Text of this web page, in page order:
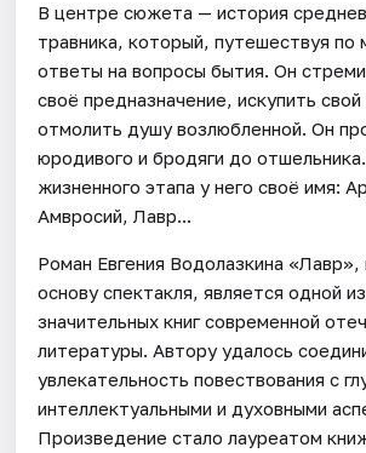
В центре сюжета — история
травника, который, путешествуя по
ответы на вопросы бытия. Он
своё предназначение, искупить свой
отмолить душу возлюбленной. Он
юродивого и бродяги до
жизненного этапа у него своё имя:
Амвросий, Лавр...
Роман Евгения Водолазкина «Лавр»,
основу спектакля, является одной
значительных книг современной
литературы. Автору удалось
увлекательность повествования с
интеллектуальными и духовными
Произведение стало лауреатом